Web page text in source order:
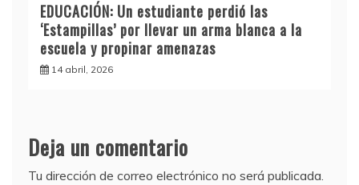
EDUCACIÓN: Un estudiante perdió las
‘Estampillas’ por llevar un arma blanca a la
escuela y propinar amenazas
14 abril, 2026
Deja un comentario
Tu dirección de correo electrónico no será publicada.